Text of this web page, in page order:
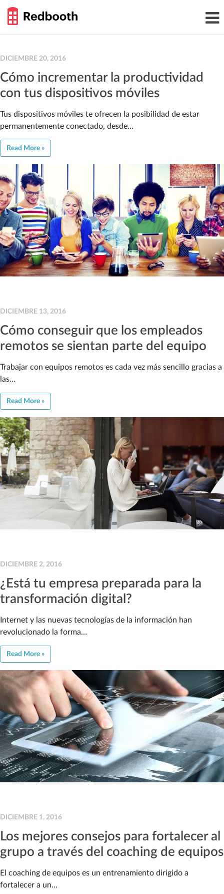
content
GUIDE
DICIEMBRE 20, 2016
Cómo incrementar la productividad
con tus dispositivos móviles
Tus dispositivos móviles te ofrecen la posibilidad de estar
permanentemente conectado, desde…
Read More »
DICIEMBRE 13, 2016
Cómo conseguir que los empleados
remotos se sientan parte del equipo
Trabajar con equipos remotos es cada vez más sencillo gracias a
las…
Read More »
DICIEMBRE 2, 2016
¿Está tu empresa preparada para la
transformación digital?
Internet y las nuevas tecnologías de la información han
revolucionado la forma…
Read More »
DICIEMBRE 1, 2016
Los mejores consejos para fortalecer al
grupo a través del coaching de equipos
El coaching de equipos es un entrenamiento dirigido a
fortalecer a un…